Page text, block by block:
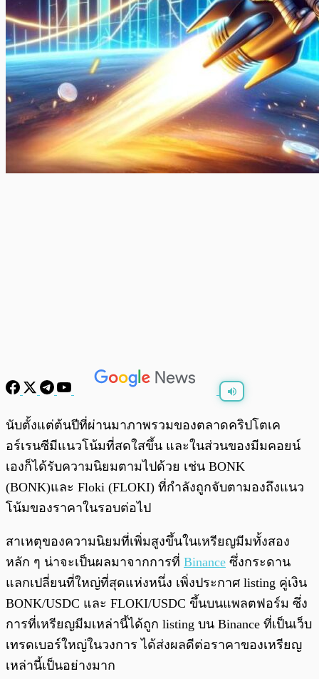
พร้อมเล่น 0:00/
นับตั้งแต่ต้นปีที่ผ่านมาภาพรวมของตลาดคริปโตเค
อร์เรนซีมีแนวโน้มที่สดใสขึ้น และในส่วนของมีมคอยน์
เองก็ได้รับความนิยมตามไปด้วย เช่น BONK
(BONK)และ Floki (FLOKI) ที่กำลังถูกจับตามองถึงแนว
โน้มของราคาในรอบต่อไป
สาเหตุของความนิยมที่เพิ่มสูงขึ้นในเหรียญมีมทั้งสอง
หลัก ๆ น่าจะเป็นผลมาจากการที่ Binance ซึ่งกระดาน
แลกเปลี่ยนที่ใหญ่ที่สุดแห่งหนึ่ง เพิ่งประกาศ listing คู่เงิน
BONK/USDC และ FLOKI/USDC ขึ้นบนแพลตฟอร์ม ซึ่ง
การที่เหรียญมีมเหล่านี้ได้ถูก listing บน Binance ที่เป็นเว็บ
เทรดเบอร์ใหญ่ในวงการ ได้ส่งผลดีต่อราคาของเหรียญ
เหล่านี้เป็นอย่างมาก